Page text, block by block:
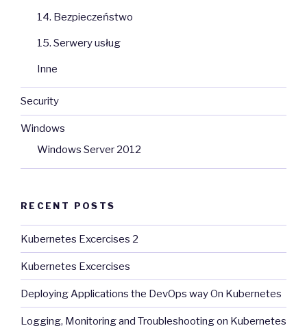
14. Bezpieczeństwo
15. Serwery usług
Inne
Security
Windows
Windows Server 2012
RECENT POSTS
Kubernetes Excercises 2
Kubernetes Excercises
Deploying Applications the DevOps way On Kubernetes
Logging, Monitoring and Troubleshooting on Kubernetes